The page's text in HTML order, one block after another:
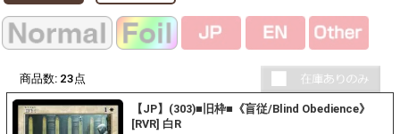
商品数: 23 点
【JP】(303)■旧枠■《盲従/Blind Obedience》
[RVR] 白R